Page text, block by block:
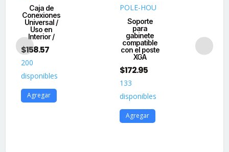
Caja de
Conexiones
Universal /
Uso en
Interior /
$158.57
200
disponibles
Agregar
POLE-HOU
Soporte
para
gabinete
compatible
con el poste
XGA
$172.95
133
disponibles
Agregar